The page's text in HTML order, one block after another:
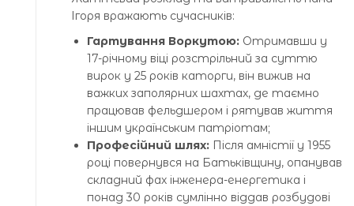
Ігоря вражають сучасників:
Гартування Воркутою: Отримавши у
17-річному віці розстрільний за суттю
вирок у 25 років каторги, він вижив на
важких заполярних шахтах, де таємно
працював фельдшером і рятував життя
іншим українським патріотам;
Професійний шлях: Після амністії у 1955
році повернувся на Батьківщину, опанував
складний фах інженера-енергетика і
понад 30 років сумлінно віддав розбудові